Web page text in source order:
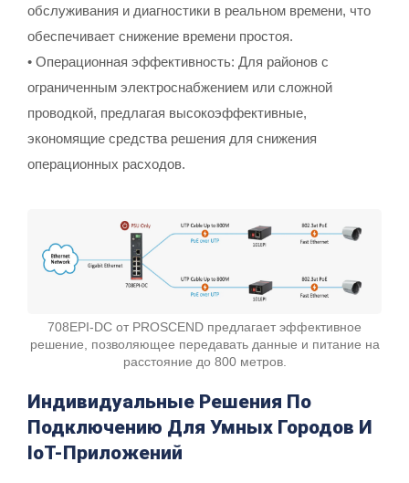
обслуживания и диагностики в реальном времени, что
обеспечивает снижение времени простоя.
• Операционная эффективность: Для районов с
ограниченным электроснабжением или сложной
проводкой, предлагая высокоэффективные,
экономящие средства решения для снижения
операционных расходов.
708EPI-DC от PROSCEND предлагает эффективное
решение, позволяющее передавать данные и питание на
расстояние до 800 метров.
Индивидуальные Решения По
Подключению Для Умных Городов И
IoT-Приложений